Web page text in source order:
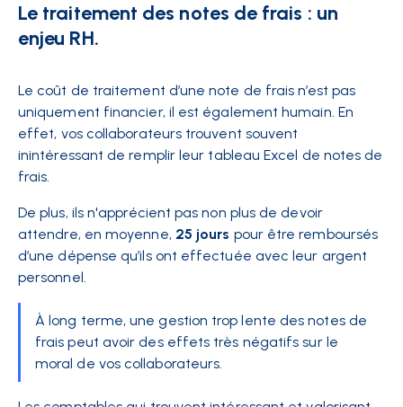
Le traitement des notes de frais : un
enjeu RH.
Le coût de traitement d’une note de frais n’est pas
uniquement financier, il est également humain. En
effet, vos collaborateurs trouvent souvent
inintéressant de remplir leur tableau Excel de notes de
frais.
De plus, ils n'apprécient pas non plus de devoir
attendre, en moyenne, 25 jours pour être remboursés
d’une dépense qu’ils ont effectuée avec leur argent
personnel.
À long terme, une gestion trop lente des notes de
frais peut avoir des effets très négatifs sur le
moral de vos collaborateurs.